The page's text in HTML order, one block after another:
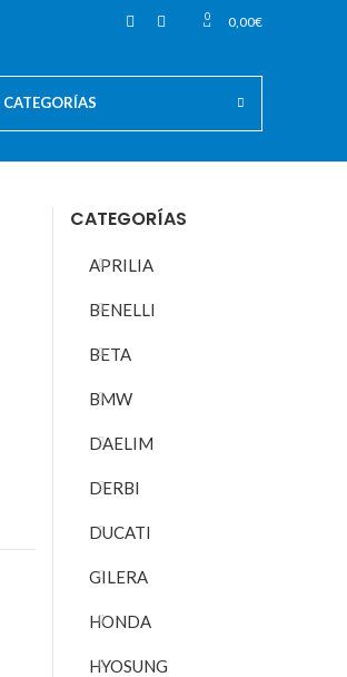
0 0,00€
CATEGORÍAS
CATEGORÍAS
APRILIA
BENELLI
BETA
BMW
DAELIM
DERBI
DUCATI
GILERA
HONDA
HYOSUNG